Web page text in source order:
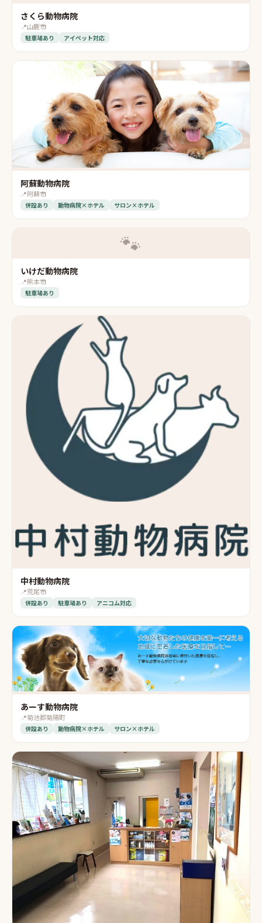
さくら動物病院
📍山鹿市
駐車場あり アイペット対応
阿蘇動物病院
📍阿蘇市
併設あり 動物病院×ホテル サロン×ホテル
🐾
いけだ動物病院
📍熊本市
駐車場あり
中村動物病院
📍荒尾市
併設あり 駐車場あり アニコム対応
あーす動物病院
📍菊池郡菊陽町
併設あり 動物病院×ホテル サロン×ホテル